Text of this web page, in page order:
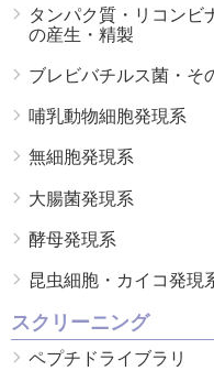
タンパク質・リコンビ
の産生・精製
ブレビバチルス菌・そ
哺乳動物細胞発現系
無細胞発現系
大腸菌発現系
酵母発現系
昆虫細胞・カイコ発現
スクリーニング
ペプチドライブラリ